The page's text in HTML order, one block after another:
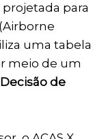
para
uma tabela
meio de um
de